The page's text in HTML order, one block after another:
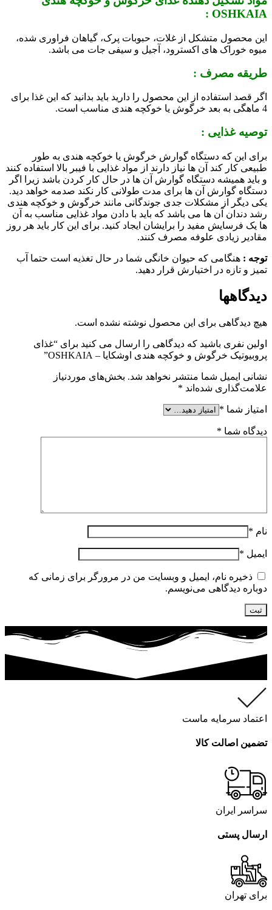
OSHKAIA :
این محصول متشکل از غلات، حبوبات پرک، گیاهان فراوری شده،
میوه خوراک های اکسترود، آجیل و سیفی جات می باشد.
طریقه مصرف :
اگر قصد استفاده از این محصول را دارید باید بدانید که این غذا برای
4 ماهگی به بعد خرگوش یا خوکچه هندی مناسب است.
توصیه غذایی :
برای این که دستگاه گوارش خرگوش یا خوکچه هندی به طور
طبیعی کار کند آن ها نیاز دارند از مواد غذایی با فیبر بالا استفاده کنند
و باید همیشه دستگاه گوارش آن ها در حال کار کردن باشد زیرا اگر
دستگاه گوارش آن ها برای مدت طولانی کار نکند صدمه خواهد دید.
یکی دیگر از مشکلات جدی جوندگانی مانند خرگوش و خوکچه هندی
رشد دندان آن ها می باشد که باید با دادن مواد غذایی مناسب به آن
ها یک فرسایش مفید را برایشان ایجاد کنید. برای این کار باید هر روز
مقادیر زیادی علوفه مصرف کنند.
توجه : هنگامی که حیوان خانگی شما در حال تغذیه است حتما آب
تمیز و تازه در اختیارش قرار دهید.
دیدگاهها
هیچ دیدگاهی برای این محصول نوشته نشده است.
اولین نفری باشید که دیدگاهی را ارسال می کنید برای “غذای
پروبیوتیک خرگوش و خوکچه هندی اوشکایا – OSHKAIA”
نشانی ایمیل شما منتشر نخواهد شد. بخش‌های موردنیاز
علامت‌گذاری شده‌اند *
امتیاز شما *
دیدگاه شما *
نام *
ایمیل *
ذخیره نام، ایمیل و وبسایت من در مرورگر برای زمانی که
دوباره دیدگاهی می‌نویسم.
اعتماد سرمایه ماست
تضمین اصالت کالا
سراسر ایران
ارسال پستی
برای تهران